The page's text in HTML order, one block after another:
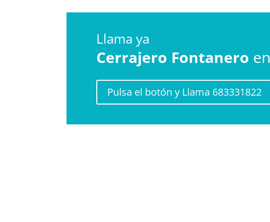
Llama ya
Cerrajero Fontanero en
Pulsa el botón y Llama 683331822